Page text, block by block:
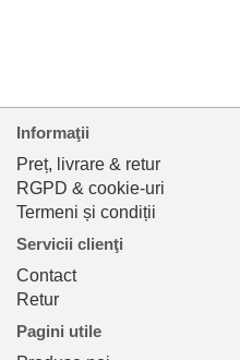
Informaţii
Preț, livrare & retur
RGPD & cookie-uri
Termeni și condiții
Servicii clienţi
Contact
Retur
Pagini utile